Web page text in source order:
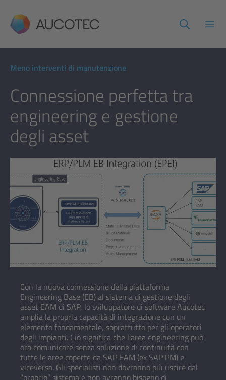
AUCOTEC
Apri
Meno interventi di manutenzione
Connessione perfetta tra
engineering e gestione
degli asset
Con la nuova connessione della piattaforma
Engineering Base (EB) al sistema di gestione degli
asset EAM di SAP, lo sviluppatore di software Aucotec
amplia la propria capacità di integrazione con un
elemento fondamentale, soprattutto per gli operatori
degli impianti. Ciò significa che l’area engineering può
ora comunicare senza soluzione di continuità con
tutte le aree coperte da SAP EAM (ex SAP PM) e
viceversa. Gli specialisti non dovranno più uscire dal
“proprio” sistema e non avranno bisogno di